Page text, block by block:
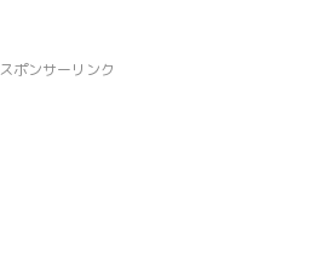
スポンサーリンク